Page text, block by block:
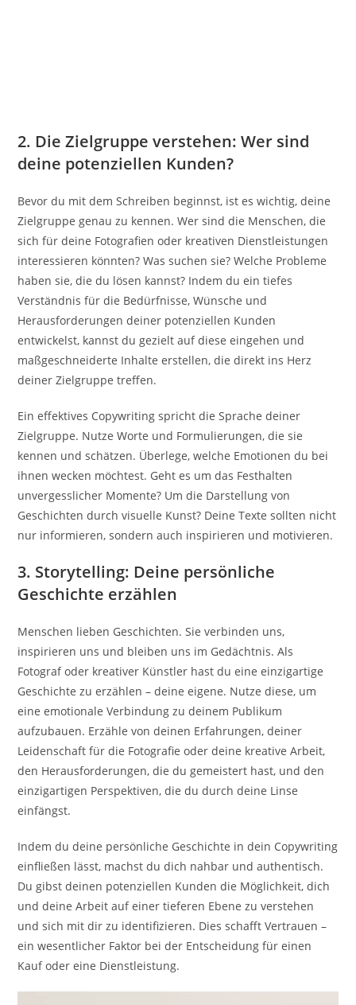
2. Die Zielgruppe verstehen: Wer sind
deine potenziellen Kunden?
Bevor du mit dem Schreiben beginnst, ist es wichtig, deine
Zielgruppe genau zu kennen. Wer sind die Menschen, die
sich für deine Fotografien oder kreativen Dienstleistungen
interessieren könnten? Was suchen sie? Welche Probleme
haben sie, die du lösen kannst? Indem du ein tiefes
Verständnis für die Bedürfnisse, Wünsche und
Herausforderungen deiner potenziellen Kunden
entwickelst, kannst du gezielt auf diese eingehen und
maßgeschneiderte Inhalte erstellen, die direkt ins Herz
deiner Zielgruppe treffen.
Ein effektives Copywriting spricht die Sprache deiner
Zielgruppe. Nutze Worte und Formulierungen, die sie
kennen und schätzen. Überlege, welche Emotionen du bei
ihnen wecken möchtest. Geht es um das Festhalten
unvergesslicher Momente? Um die Darstellung von
Geschichten durch visuelle Kunst? Deine Texte sollten nicht
nur informieren, sondern auch inspirieren und motivieren.
3. Storytelling: Deine persönliche
Geschichte erzählen
Menschen lieben Geschichten. Sie verbinden uns,
inspirieren uns und bleiben uns im Gedächtnis. Als
Fotograf oder kreativer Künstler hast du eine einzigartige
Geschichte zu erzählen – deine eigene. Nutze diese, um
eine emotionale Verbindung zu deinem Publikum
aufzubauen. Erzähle von deinen Erfahrungen, deiner
Leidenschaft für die Fotografie oder deine kreative Arbeit,
den Herausforderungen, die du gemeistert hast, und den
einzigartigen Perspektiven, die du durch deine Linse
einfängst.
Indem du deine persönliche Geschichte in dein Copywriting
einfließen lässt, machst du dich nahbar und authentisch.
Du gibst deinen potenziellen Kunden die Möglichkeit, dich
und deine Arbeit auf einer tieferen Ebene zu verstehen
und sich mit dir zu identifizieren. Dies schafft Vertrauen –
ein wesentlicher Faktor bei der Entscheidung für einen
Kauf oder eine Dienstleistung.